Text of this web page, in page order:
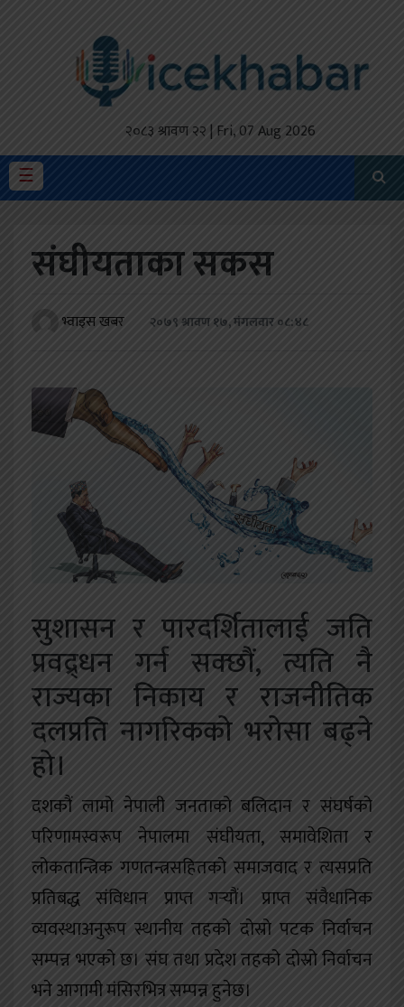
२०८३ श्रावण २२ | Fri, 07 Aug 2026
☰
मैथिली
प्रदेश
अर्थतंत्र
विचार
खेलकुद
संघीयताका सकस
भ्वाइस खबर २०७९ श्रावण १७, मंगलवार ०८:४८
सुशासन र पारदर्शितालाई जति
प्रवद्र्धन गर्न सक्छौं, त्यति नै
राज्यका निकाय र राजनीतिक
दलप्रति नागरिकको भरोसा बढ्ने
हो।
दशकौं लामो नेपाली जनताको बलिदान र संघर्षको
परिणामस्वरूप नेपालमा संघीयता, समावेशिता र
लोकतान्त्रिक गणतन्त्रसहितको समाजवाद र त्यसप्रति
प्रतिबद्ध संविधान प्राप्त गर्‍यौं। प्राप्त संवैधानिक
व्यवस्थाअनुरूप स्थानीय तहको दोस्रो पटक निर्वाचन
सम्पन्न भएको छ। संघ तथा प्रदेश तहको दोस्रो निर्वाचन
भने आगामी मंसिरभित्र सम्पन्न हुनेछ।